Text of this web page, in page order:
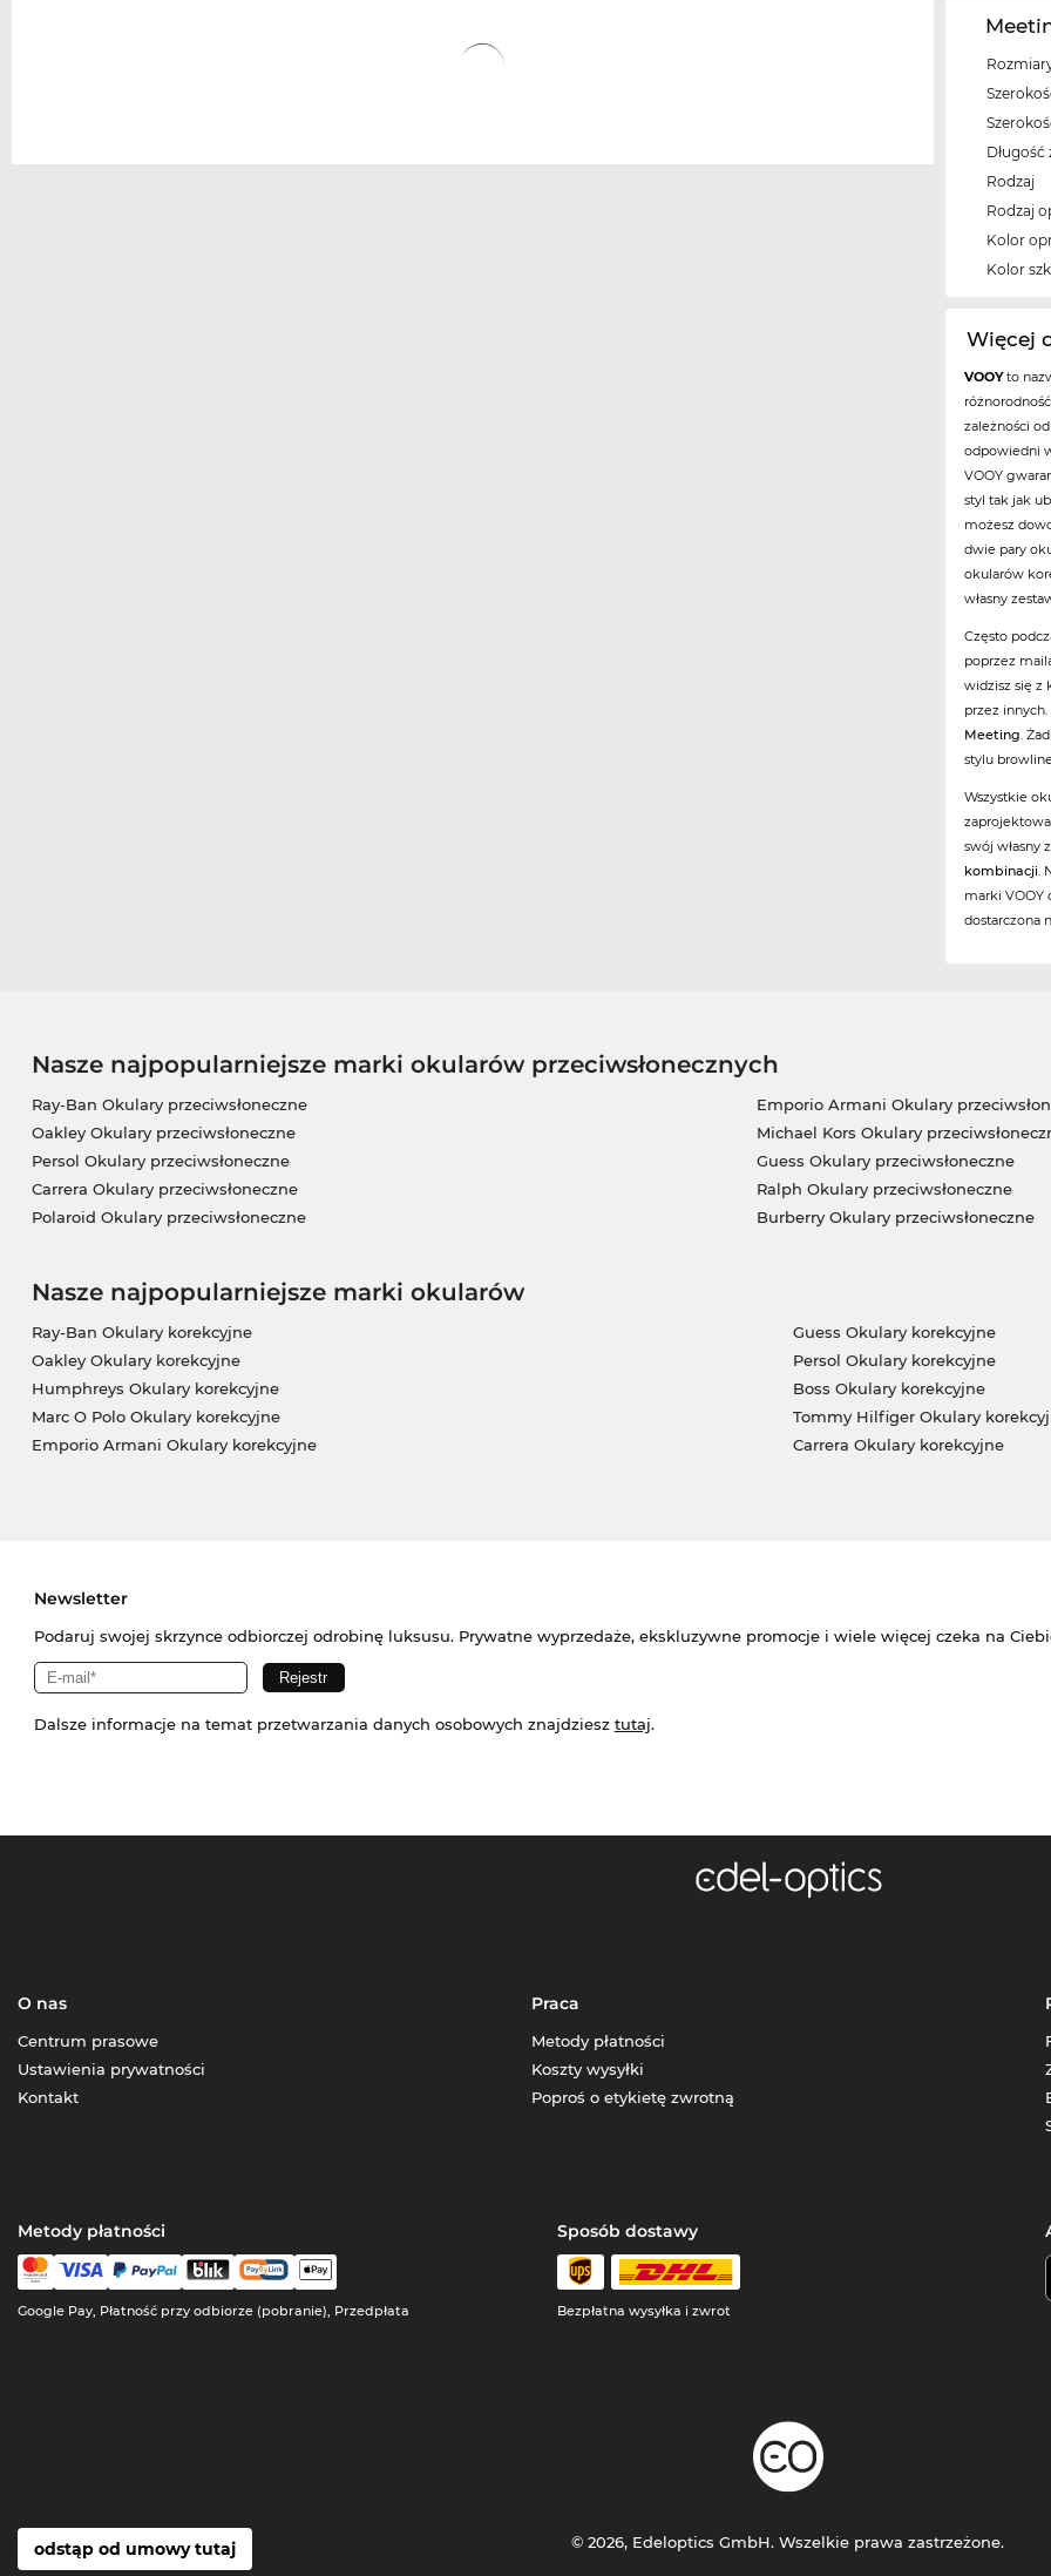
Długość
Rodzaj
Rodzaj
Kolor
Kolor
Więcej
VOOYto
zależności
odpowiedni
VOOY
styl tak jak
możesz
dwie pary
okularów
własny
Często
poprzez
widzisz się z
przez
Meeting .
stylu browline.
Wszystkie
swój własny
kombinacji
marki VOOY
dostarczona
Nasze najpopularniejsze marki okularów przeciwsłonecznych
Ray-Ban Okulary przeciwsłoneczne
Oakley Okulary przeciwsłoneczne
Persol Okulary przeciwsłoneczne
Carrera Okulary przeciwsłoneczne
Polaroid Okulary przeciwsłoneczne
Emporio Armani Okulary
Michael Kors Okulary
Guess Okulary przeciwsłoneczne
Ralph Okulary przeciwsłoneczne
Burberry Okulary przeciwsłoneczne
Nasze najpopularniejsze marki okularów
Ray-Ban Okulary korekcyjne
Oakley Okulary korekcyjne
Humphreys Okulary korekcyjne
Marc O Polo Okulary korekcyjne
Emporio Armani Okulary korekcyjne
Guess Okulary korekcyjne
Persol Okulary korekcyjne
Boss Okulary korekcyjne
Tommy Hilfiger Okulary
Carrera Okulary korekcyjne
Newsletter
Podaruj swojej skrzynce odbiorczej odrobinę luksusu. Prywatne wyprzedaże, ekskluzywne promocje i wiele więcej czeka na
Dalsze informacje na temat przetwarzania danych osobowych znajdziesz tutaj.
O nas
Centrum prasowe
Ustawienia prywatności
Kontakt
Praca
Metody płatności
Koszty wysyłki
Poproś o etykietę zwrotną
Metody płatności
Google Pay, Płatność przy odbiorze (pobranie), Przedpłata
Sposób dostawy
Bezpłatna wysyłka i zwrot
odstąp od umowy tutaj © 2026, Edeloptics GmbH. Wszelkie prawa zastrzeżone.